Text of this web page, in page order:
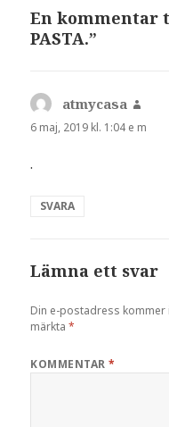
En kommentar
PASTA.”
atmycasa
6 maj, 2019 kl. 1:04 e m
.
SVARA
Lämna ett svar
Din e-postadress kommer
märkta*
KOMMENTAR*